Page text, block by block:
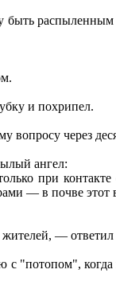
и похрипел.
вопросу через
ангел:
при
— в почве этот
жителей, —
"потопом", когда